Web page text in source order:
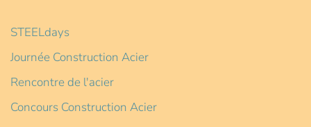
STEELdays
Journée Construction Acier
Rencontre de l'acier
Concours Construction Acier